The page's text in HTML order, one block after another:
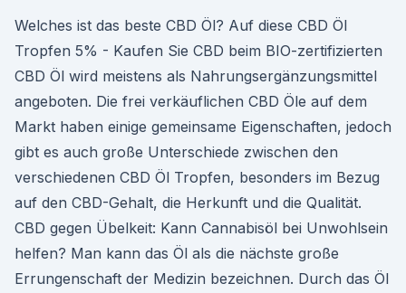
Welches ist das beste CBD Öl? Auf diese CBD Öl
Tropfen 5% - Kaufen Sie CBD beim BIO-zertifizierten
CBD Öl wird meistens als Nahrungsergänzungsmittel
angeboten. Die frei verkäuflichen CBD Öle auf dem
Markt haben einige gemeinsame Eigenschaften, jedoch
gibt es auch große Unterschiede zwischen den
verschiedenen CBD Öl Tropfen, besonders im Bezug
auf den CBD-Gehalt, die Herkunft und die Qualität.
CBD gegen Übelkeit: Kann Cannabisöl bei Unwohlsein
helfen? Man kann das Öl als die nächste große
Errungenschaft der Medizin bezeichnen. Durch das Öl